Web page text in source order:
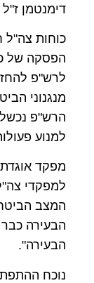
דימנטמן
כוחות צה"ל
הפסקה של
לרש"פ
מנגנוני
הרש"פ
למנוע
מפקד
למפקדי
המצב
הבעירה
הבעירה".
נוכח